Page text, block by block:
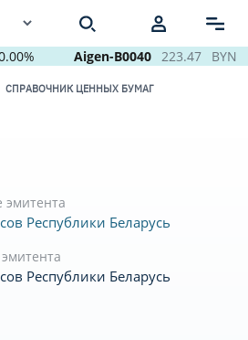
Aigen-B0040 223.47 BYN
СПРАВОЧНИК ЦЕННЫХ БУМАГ
эмитента
Республики Беларусь
Республики Беларусь